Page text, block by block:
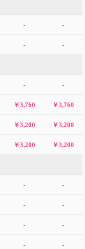
- -
- -
- -
￥3,760 ￥3,760
￥3,200 ￥3,200
￥3,200 ￥3,200
- -
- -
- -
- -